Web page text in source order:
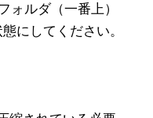
ォルダ（一番上）
にしてください。